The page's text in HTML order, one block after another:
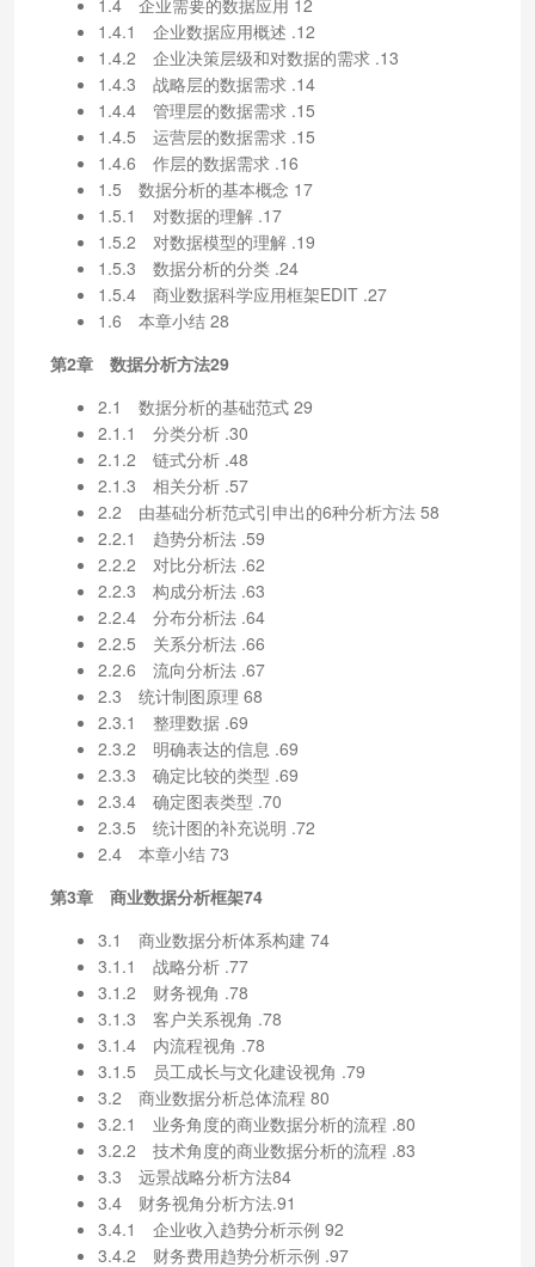
1.4.1 企业数据应用概述 .12
1.4.2 企业决策层级和对数据的需求 .13
1.4.3 战略层的数据需求 .14
1.4.4 管理层的数据需求 .15
1.4.5 运营层的数据需求 .15
1.4.6 作层的数据需求 .16
1.5 数据分析的基本概念 17
1.5.1 对数据的理解 .17
1.5.2 对数据模型的理解 .19
1.5.3 数据分析的分类 .24
1.5.4 商业数据科学应用框架EDIT .27
1.6 本章小结 28
第2章 数据分析方法29
2.1 数据分析的基础范式 29
2.1.1 分类分析 .30
2.1.2 链式分析 .48
2.1.3 相关分析 .57
2.2 由基础分析范式引申出的6种分析方法 58
2.2.1 趋势分析法 .59
2.2.2 对比分析法 .62
2.2.3 构成分析法 .63
2.2.4 分布分析法 .64
2.2.5 关系分析法 .66
2.2.6 流向分析法 .67
2.3 统计制图原理 68
2.3.1 整理数据 .69
2.3.2 明确表达的信息 .69
2.3.3 确定比较的类型 .69
2.3.4 确定图表类型 .70
2.3.5 统计图的补充说明 .72
2.4 本章小结 73
第3章 商业数据分析框架74
3.1 商业数据分析体系构建 74
3.1.1 战略分析 .77
3.1.2 财务视角 .78
3.1.3 客户关系视角 .78
3.1.4 内流程视角 .78
3.1.5 员工成长与文化建设视角 .79
3.2 商业数据分析总体流程 80
3.2.1 业务角度的商业数据分析的流程 .80
3.2.2 技术角度的商业数据分析的流程 .83
3.3 远景战略分析方法84
3.4 财务视角分析方法.91
3.4.1 企业收入趋势分析示例 92
3.4.2 财务费用趋势分析示例 .97